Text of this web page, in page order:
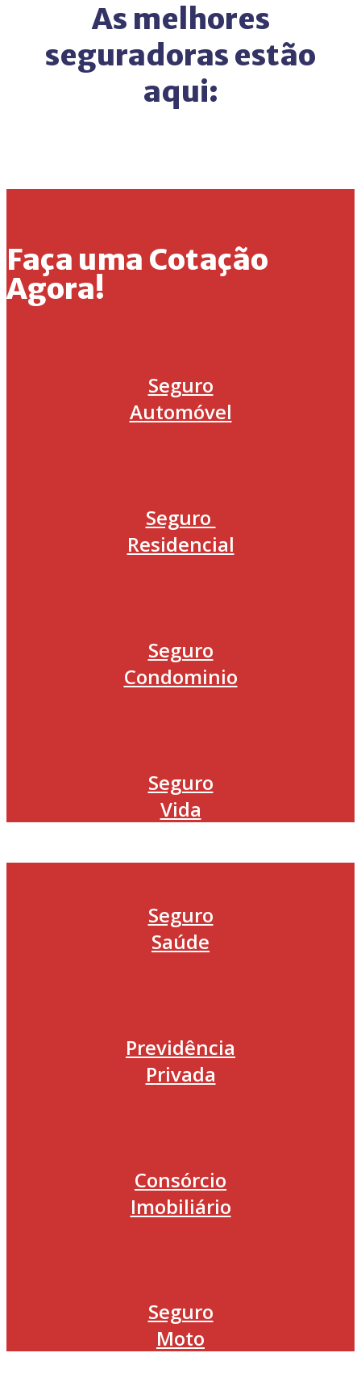
As melhores
seguradoras estão
aqui:
Faça uma Cotação
Agora!
Seguro
Automóvel
Seguro
Residencial
Seguro
Condominio
Seguro
Vida
Seguro
Saúde
Previdência
Privada
Consórcio
Imobiliário
Seguro
Moto